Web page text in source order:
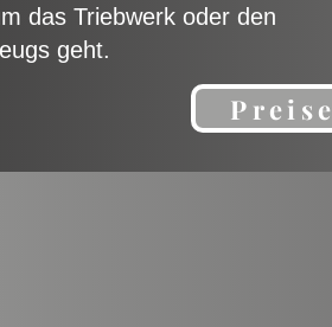
das Triebwerk oder den
geht.
Preise